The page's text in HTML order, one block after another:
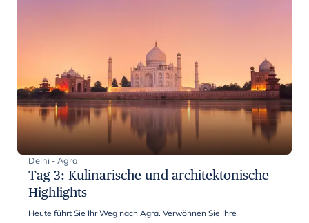
Delhi - Agra
Tag 3: Kulinarische und architektonische
Highlights
Heute führt Sie Ihr Weg nach Agra. Verwöhnen Sie Ihre